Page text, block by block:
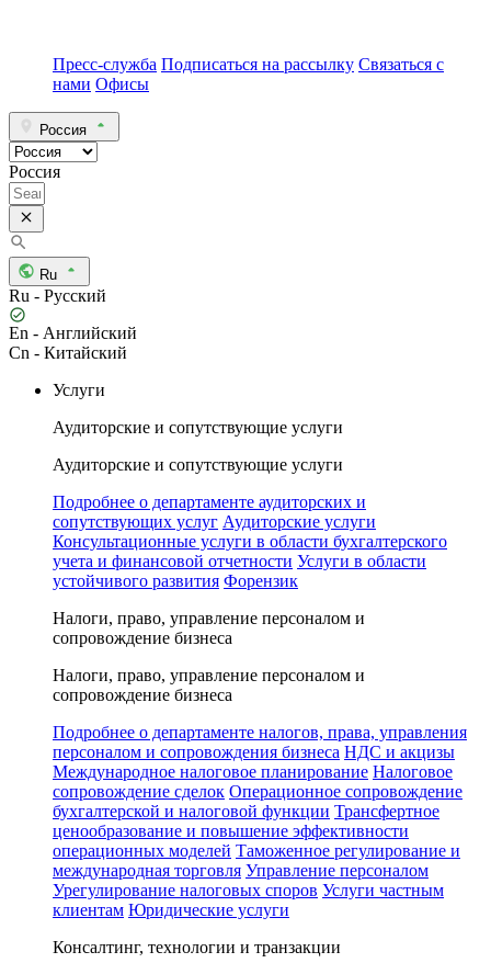
Пресс-служба Подписаться на рассылку Связаться с
нами Офисы
Россия
Россия
Ru
Ru - Русский
En - Английский
Cn - Китайский
Услуги
Аудиторские и сопутствующие услуги
Аудиторские и сопутствующие услуги
Подробнее о департаменте аудиторских и
сопутствующих услуг Аудиторские услуги
Консультационные услуги в области бухгалтерского
учета и финансовой отчетности Услуги в области
устойчивого развития Форензик
Налоги, право, управление персоналом и
сопровождение бизнеса
Налоги, право, управление персоналом и
сопровождение бизнеса
Подробнее о департаменте налогов, права, управления
персоналом и сопровождения бизнеса НДС и акцизы
Международное налоговое планирование Налоговое
сопровождение сделок Операционное сопровождение
бухгалтерской и налоговой функции Трансфертное
ценообразование и повышение эффективности
операционных моделей Таможенное регулирование и
международная торговля Управление персоналом
Урегулирование налоговых споров Услуги частным
клиентам Юридические услуги
Консалтинг, технологии и транзакции